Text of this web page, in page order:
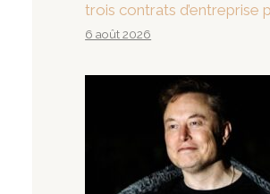
trois contrats d’entreprise
6 août 2026